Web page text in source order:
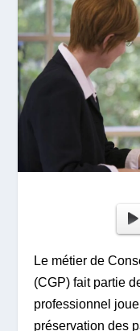
Le métier de
(CGP) fait partie
professionnel
préservation des